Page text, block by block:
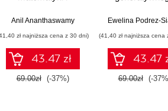
współczesnej
Anil Ananthaswamy
zł najniższa cena z 30 dni)
43.47 zł
69.00zł (-37%)
Ewelina Podrez-
(41,40 zł najniższa cena
43.47
69.00zł (-